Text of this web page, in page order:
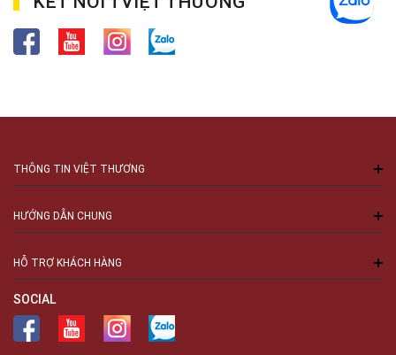
THÔNG TIN VIỆT THƯƠNG
HƯỚNG DẪN CHUNG
HỖ TRỢ KHÁCH HÀNG
SOCIAL